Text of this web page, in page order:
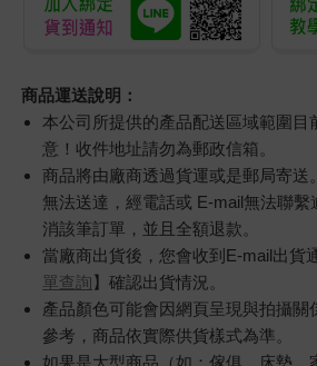
商品運送說明：
本公司所提供的產品配送區域範圍目
意！收件地址請勿為郵政信箱。
商品將由廠商透過貨運或是郵局寄送
無法送達，經電話或 E-mail無法聯繫
消該筆訂單，並且全額退款。
當廠商出貨後，您會收到E-mail出貨
單查詢】確認出貨情況。
產品顏色可能會因網頁呈現與拍攝關
參考，商品依實際供貨樣式為準。
如果是大型商品（如：傢俱、床墊、